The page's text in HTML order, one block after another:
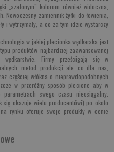
„szalonym” kolorom również widoczna,
zamiennik żyłki do łowienia,
i wytrzymały, a co za tym idzie wystarczy
w jakiej plecionka wędkarska jest
produktów najbardziej zaawansowanej
Firmy prześcigają się w
metod produkcji ale co dla nas,
częściej włókna o nieprawdopodobnych
w przeróżny sposób plecione aby w
swego czasu nieosiągalny.
okazuje wielu producentówi) po około
rynku oferuje swoje produkty w cenie